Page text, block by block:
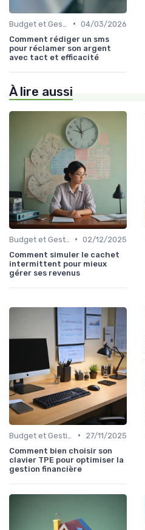
• 04/03/2026
Comment rédiger un sms
pour réclamer son argent
avec tact et efficacité
À lire aussi
• 02/12/2025
Comment simuler le cachet
intermittent pour mieux
gérer ses revenus
•
27/11/2025
Comment bien choisir son
clavier TPE pour optimiser la
gestion financière